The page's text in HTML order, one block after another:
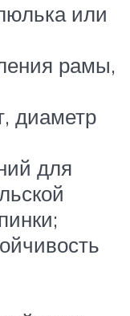
или
рамы,
диаметр
для